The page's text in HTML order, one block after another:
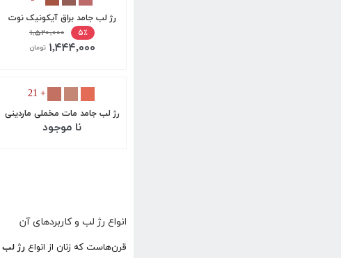
رژ لب جامد براق آیکونیک نوت
۵٪
۱,۵۲۰,۰۰۰
۱,۴۴۴,۰۰۰ تومان
+ 21
رژ لب جامد مات مخملی ماردینی
نا موجود
انواع رژ لب و کاربردهای آن
قرن‌هاست که زنان از انواعرژ لب